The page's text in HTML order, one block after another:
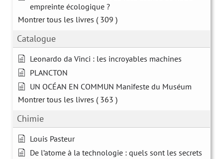
empreinte écologique ?
Montrer tous les livres ( 309 )
Catalogue
Leonardo da Vinci : les incroyables machines
PLANCTON
UN OCÉAN EN COMMUN Manifeste du Muséum
Montrer tous les livres ( 363 )
Chimie
Louis Pasteur
De l’atome à la technologie : quels sont les secrets